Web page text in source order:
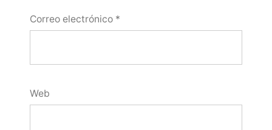
Correo electrónico *
Web